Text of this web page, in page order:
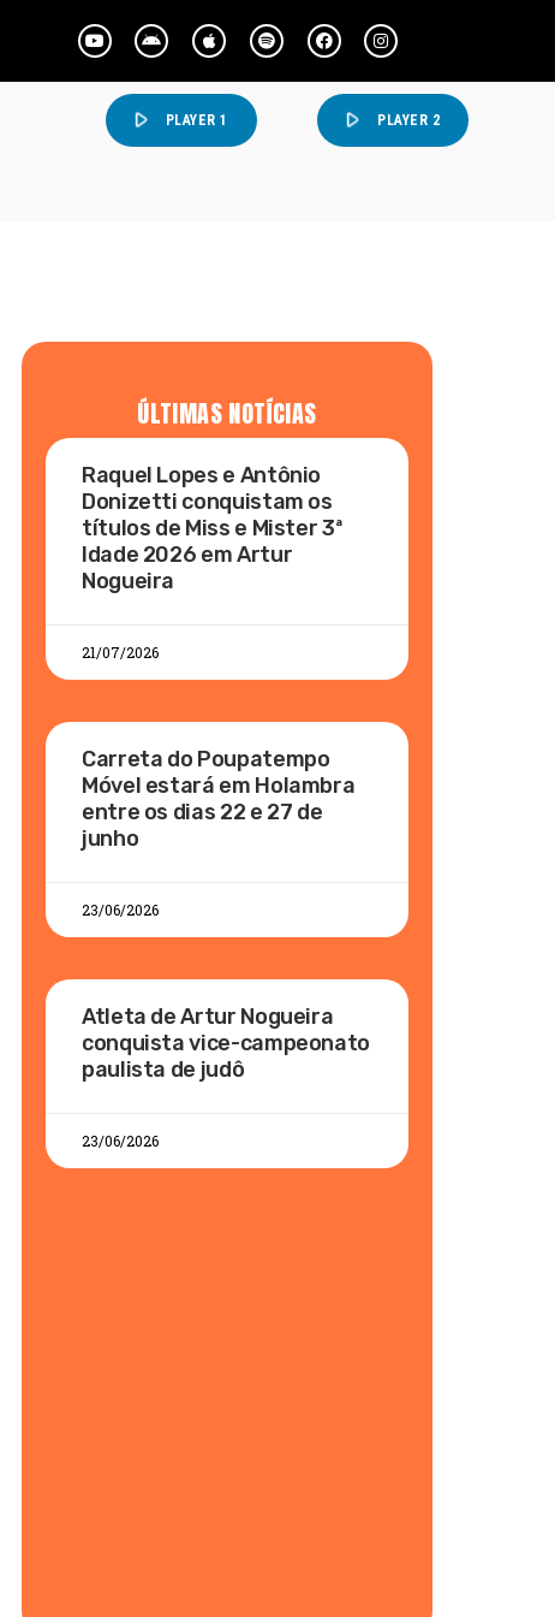
play_arrow PLAYER 1 play_arrow PLAYER 2
ÚLTIMAS NOTÍCIAS
Raquel Lopes e Antônio
Donizetti conquistam os
títulos de Miss e Mister 3ª
Idade 2026 em Artur
Nogueira
21/07/2026
Carreta do Poupatempo
Móvel estará em Holambra
entre os dias 22 e 27 de
junho
23/06/2026
Atleta de Artur Nogueira
conquista vice-campeonato
paulista de judô
23/06/2026